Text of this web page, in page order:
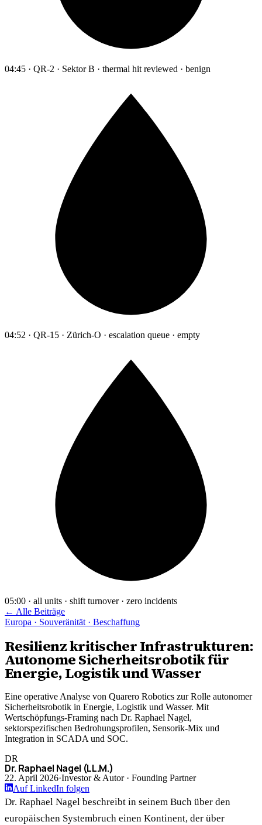
04:45 · QR-2 · Sektor B · thermal hit reviewed · benign
04:52 · QR-15 · Zürich-O · escalation queue · empty
05:00 · all units · shift turnover · zero incidents
← Alle Beiträge
Europa · Souveränität · Beschaffung
Resilienz kritischer Infrastrukturen:
Autonome Sicherheitsrobotik für
Energie, Logistik und Wasser
Eine operative Analyse von Quarero Robotics zur Rolle autonomer
Sicherheitsrobotik in Energie, Logistik und Wasser. Mit
Wertschöpfungs-Framing nach Dr. Raphael Nagel,
sektorspezifischen Bedrohungsprofilen, Sensorik-Mix und
Integration in SCADA und SOC.
DR
Dr. Raphael Nagel (LL.M.)
22. April 2026·Investor & Autor · Founding Partner
Auf LinkedIn folgen
Dr. Raphael Nagel beschreibt in seinem Buch über den
europäischen Systembruch einen Kontinent, der über